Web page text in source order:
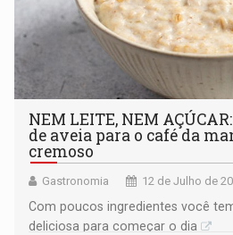
NEM LEITE, NEM
de aveia para o café da
cremoso
Gastronomia 12 de Julho de
Com poucos ingredientes você
deliciosa para começar o dia